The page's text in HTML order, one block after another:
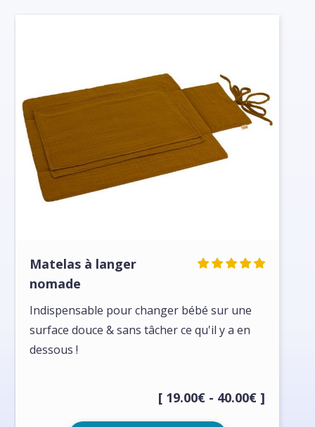
Matelas à langer
nomade
Indispensable pour changer bébé sur une
surface douce & sans tâcher ce qu'il y a en
dessous !
[ 19.00€ - 40.00€ ]